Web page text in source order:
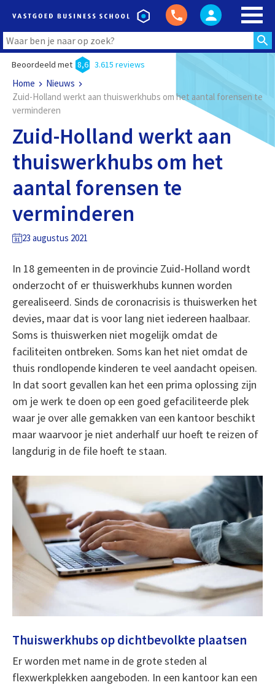
Beoordeeld met 8,6 3.615 reviews
Home
Nieuws
Zuid-Holland werkt aan thuiswerkhubs om het aantal forensen te
verminderen
Zuid-Holland werkt aan
thuiswerkhubs om het
aantal forensen te
verminderen
23 augustus 2021
In 18 gemeenten in de provincie Zuid-Holland wordt
onderzocht of er thuiswerkhubs kunnen worden
gerealiseerd. Sinds de coronacrisis is thuiswerken het
devies, maar dat is voor lang niet iedereen haalbaar.
Soms is thuiswerken niet mogelijk omdat de
faciliteiten ontbreken. Soms kan het niet omdat de
thuis rondlopende kinderen te veel aandacht opeisen.
In dat soort gevallen kan het een prima oplossing zijn
om je werk te doen op een goed gefaciliteerde plek
waar je over alle gemakken van een kantoor beschikt
maar waarvoor je niet anderhalf uur hoeft te reizen of
langdurig in de file hoeft te staan.
Thuiswerkhubs op dichtbevolkte plaatsen
Er worden met name in de grote steden al
flexwerkplekken aangeboden. In een kantoor kan een